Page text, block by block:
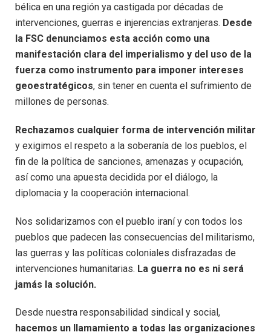
bélica en una región ya castigada por décadas de
intervenciones, guerras e injerencias extranjeras. Desde
la FSC denunciamos esta acción como una
manifestación clara del imperialismo y del uso de la
fuerza como instrumento para imponer intereses
geoestratégicos, sin tener en cuenta el sufrimiento de
millones de personas.
Rechazamos cualquier forma de intervención militar
y exigimos el respeto a la soberanía de los pueblos, el
fin de la política de sanciones, amenazas y ocupación,
así como una apuesta decidida por el diálogo, la
diplomacia y la cooperación internacional.
Nos solidarizamos con el pueblo iraní y con todos los
pueblos que padecen las consecuencias del militarismo,
las guerras y las políticas coloniales disfrazadas de
intervenciones humanitarias. La guerra no es ni será
jamás la solución.
Desde nuestra responsabilidad sindical y social,
hacemos un llamamiento a todas las organizaciones